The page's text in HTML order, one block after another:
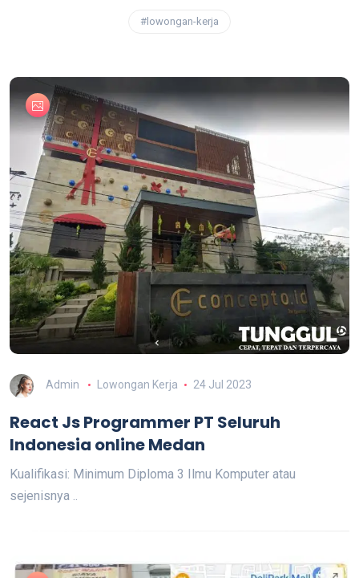
#lowongan-kerja
Admin Lowongan Kerja 24 Jul 2023
React Js Programmer PT Seluruh
Indonesia online Medan
Kualifikasi: Minimum Diploma 3 Ilmu Komputer atau
sejenisnya ..